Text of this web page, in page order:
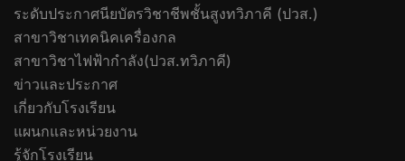
ระดับประกาศนียบัตรวิชาชีพชั้นสูงทวิภาคี (ปวส.)
สาขาวิชาเทคนิคเครื่องกล
สาขาวิชาไฟฟ้ากำลัง(ปวส.ทวิภาคี)
ข่าวและประกาศ
เกี่ยวกับโรงเรียน
แผนกและหน่วยงาน
รู้จักโรงเรียน